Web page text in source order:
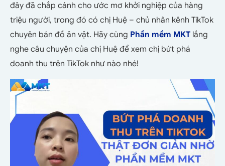
đây đã chắp cánh cho ước mơ khởi nghiệp của hàng
triệu người, trong đó có chị Huệ – chủ nhân kênh TikTok
chuyên bán đồ ăn vặt. Hãy cùng Phần mềm MKT lắng
nghe câu chuyện của chị Huệ để xem chị bứt phá
doanh thu trên TikTok như nào nhé!